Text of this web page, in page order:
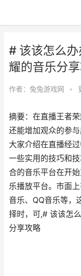
# 该该怎么
耀的音乐分
作者： 兔兔游戏网 •
摘要：在直播王者
还能增加观众的参
大家介绍在直播经
一些实用的技巧和
合的音乐平台在开
乐播放平台。市面
音乐、QQ音乐等，
择时，可,# 该该怎
分享攻略